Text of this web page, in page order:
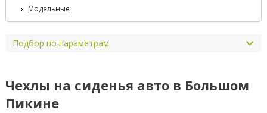
Модельные
Подбор по параметрам
Чехлы на сиденья авто в Большом
Пикине